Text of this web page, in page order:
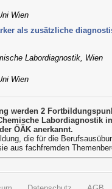
Wien
als zusätzliche
Labordiagnostik, Wien
Wien
werden 2
Labordiagnostik
ÖÄK anerkannt.
die für die
aus fachfremden